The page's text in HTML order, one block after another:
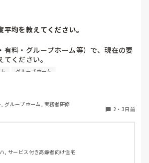
つつ交換間隔を少し長めにするなど、個別
軟に対応しています。
気になりますね。参考になれば幸いです。
均を教えてください。
有料・グループホーム等）で、現在の要
ください。
グループホーム
グループホーム, 実務者研修
2 ・ 3日前
, サービス付き高齢者向け住宅